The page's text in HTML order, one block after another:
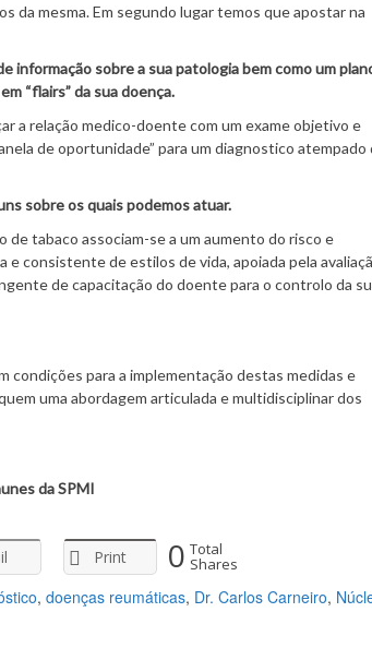
da mesma. Em segundo lugar temos que apostar na
informação sobre a sua patologia bem como um
“flairs” da sua doença.
a relação medico-doente com um exame objetivo e
de oportunidade” para um diagnostico atempado
sobre os quais podemos atuar.
tabaco associam-se a um aumento do risco e
consistente de estilos de vida, apoiada pela
de capacitação do doente para o controlo da
condições para a implementação destas medidas e
uma abordagem articulada e multidisciplinar dos
da SPMI
Print 0 Total
Shares
, doenças reumáticas, Dr. Carlos Carneiro,